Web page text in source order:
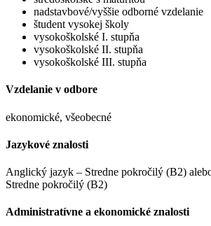
nadstavbové/vyššie odborné vzdelanie
študent vysokej školy
vysokoškolské I. stupňa
vysokoškolské II. stupňa
vysokoškolské III. stupňa
Vzdelanie v odbore
ekonomické, všeobecné
Jazykové znalosti
Anglický jazyk – Stredne pokročilý (B2)
Stredne pokročilý (B2)
Administratívne a ekonomické znalosti